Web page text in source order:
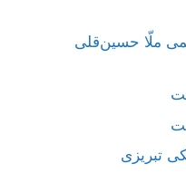
ملّا حسین‌قلی
تبریزی